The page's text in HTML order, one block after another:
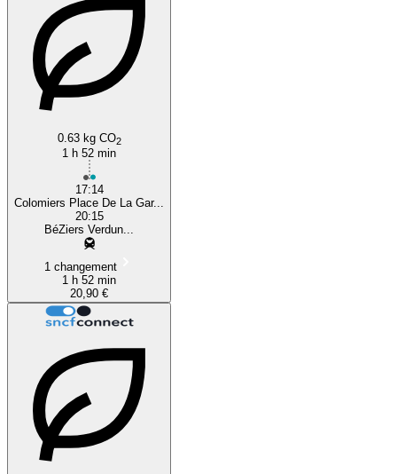
0.63 kg CO2
1 h 52 min
17:14
Colomiers Place De La Gar...
20:15
BéZiers Verdun...
1 changement
1 h 52 min
20,90 €